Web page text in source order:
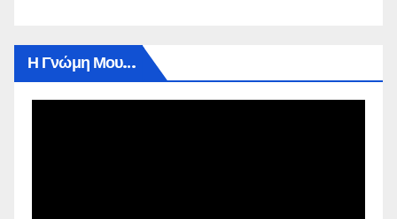
Η Γνώμη Μου…